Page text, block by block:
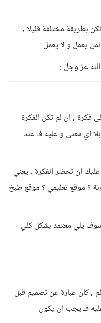
بطريقة مختلفة قليلا ,
يعمل و لا يعمل
عز وجل :
فكرة , ان لم تكن الفكرة
اي معنى و عليه فـ عند
ان تحضر الفكرة , يعني
؟ موقع تعليمي ؟ موقع طبخ
سوف يلي معتمد بشكل كلي
, كان عبارة عن تصميم قبل
فـ يجب ان يكون